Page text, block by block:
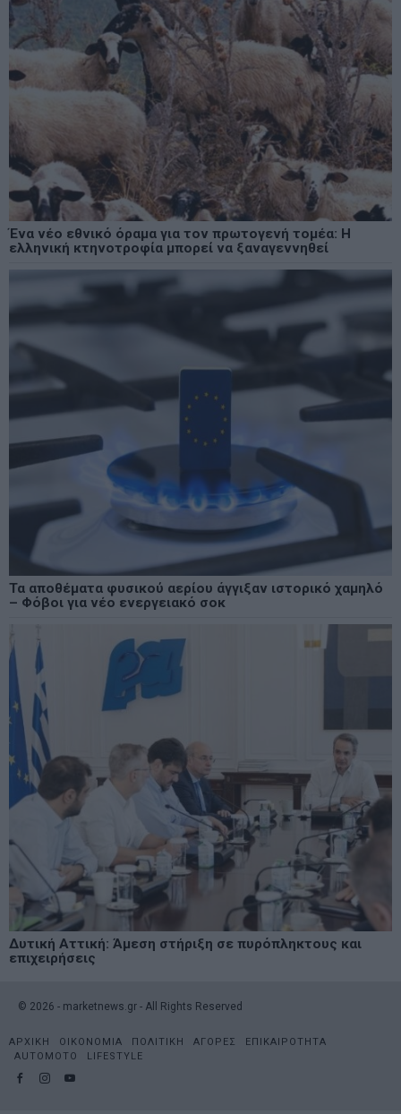
Ένα νέο εθνικό όραμα για τον πρωτογενή τομέα: Η
ελληνική κτηνοτροφία μπορεί να ξαναγεννηθεί
Τα αποθέματα φυσικού αερίου άγγιξαν ιστορικό χαμηλό
– Φόβοι για νέο ενεργειακό σοκ
Δυτική Αττική: Άμεση στήριξη σε πυρόπληκτους και
επιχειρήσεις
© 2026 - marketnews.gr - All Rights Reserved
ΑΡΧΙΚΗ ΟΙΚΟΝΟΜΙΑ ΠΟΛΙΤΙΚΗ ΑΓΟΡΕΣ
ΕΠΙΚΑΙΡΟΤΗΤΑ
AUTOMOTO
LIFESTYLE